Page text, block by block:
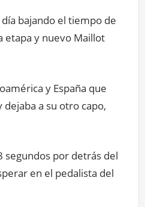
bajando el tiempo de
etapa y nuevo Maillot
y España que
a su otro capo,
segundos por detrás del
en el pedalista del